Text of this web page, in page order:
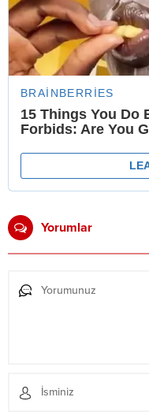
Yorumlar